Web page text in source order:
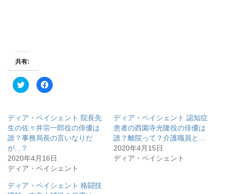
共有:
ク
リ
T
w
i
t
e
r
で
共
新
し
F
a
o
k
で
共
有
る
に
は
ッ
ク
ディア・ペイシェント 院長先
生の佐々井宗一郎役の俳優は
誰？事務局長の言いなりだ
が...？
2020年4月16日
ディア・ペイシェント
ディア・ペイシェント 認知症
患者の西園寺光隆役の俳優は
誰？離院って？介護職員と...
2020年4月15日
ディア・ペイシェント
ディア・ペイシェント 格闘技